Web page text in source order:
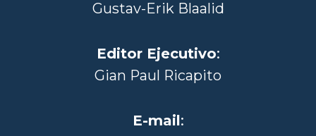
Gustav-Erik Blaalid
Editor Ejecutivo:
Gian Paul Ricapito
E-mail: